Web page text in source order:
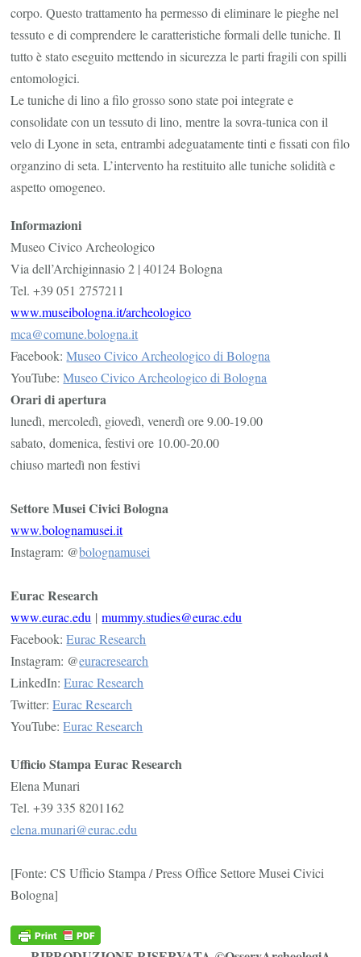
corpo. Questo trattamento ha permesso di eliminare le pieghe nel
tessuto e di comprendere le caratteristiche formali delle tuniche. Il
tutto è stato eseguito mettendo in sicurezza le parti fragili con spilli
entomologici.
Le tuniche di lino a filo grosso sono state poi integrate e
consolidate con un tessuto di lino, mentre la sovra-tunica con il
velo di Lyone in seta, entrambi adeguatamente tinti e fissati con filo
organzino di seta. L’intervento ha restituito alle tuniche solidità e
aspetto omogeneo.
Informazioni
Museo Civico Archeologico
Via dell’Archiginnasio 2 | 40124 Bologna
Tel. +39 051 2757211
www.museibologna.it/archeologico
mca@comune.bologna.it
Facebook:Museo Civico Archeologico di Bologna
YouTube:Museo Civico Archeologico di Bologna
Orari di apertura
lunedì, mercoledì, giovedì, venerdì ore 9.00-19.00
sabato, domenica, festivi ore 10.00-20.00
chiuso martedì non festivi
Settore Musei Civici Bologna
www.bolognamusei.it
Instagram: @bolognamusei
Eurac Research
www.eurac.edu |mummy.studies@eurac.edu
Facebook:Eurac Research
Instagram: @euracresearch
LinkedIn:Eurac Research
Twitter:Eurac Research
YouTube:Eurac Research
Ufficio Stampa Eurac Research
Elena Munari
Tel. +39 335 8201162
elena.munari@eurac.edu
[Fonte: CS Ufficio Stampa / Press Office Settore Musei Civici
Bologna]